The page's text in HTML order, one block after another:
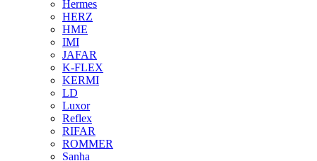
Hermes
HERZ
HME
IMI
JAFAR
K-FLEX
KERMI
LD
Luxor
Reflex
RIFAR
ROMMER
Sanha